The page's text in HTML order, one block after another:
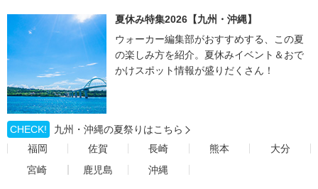
夏休み特集2026【九州・沖縄】
ウォーカー編集部がおすすめする、この夏
の楽しみ方を紹介。夏休みイベント＆おで
かけスポット情報が盛りだくさん！
CHECK!
九州・沖縄の夏祭りはこちら
福岡
佐賀 長崎 熊本
大分
宮崎
鹿児島 沖縄